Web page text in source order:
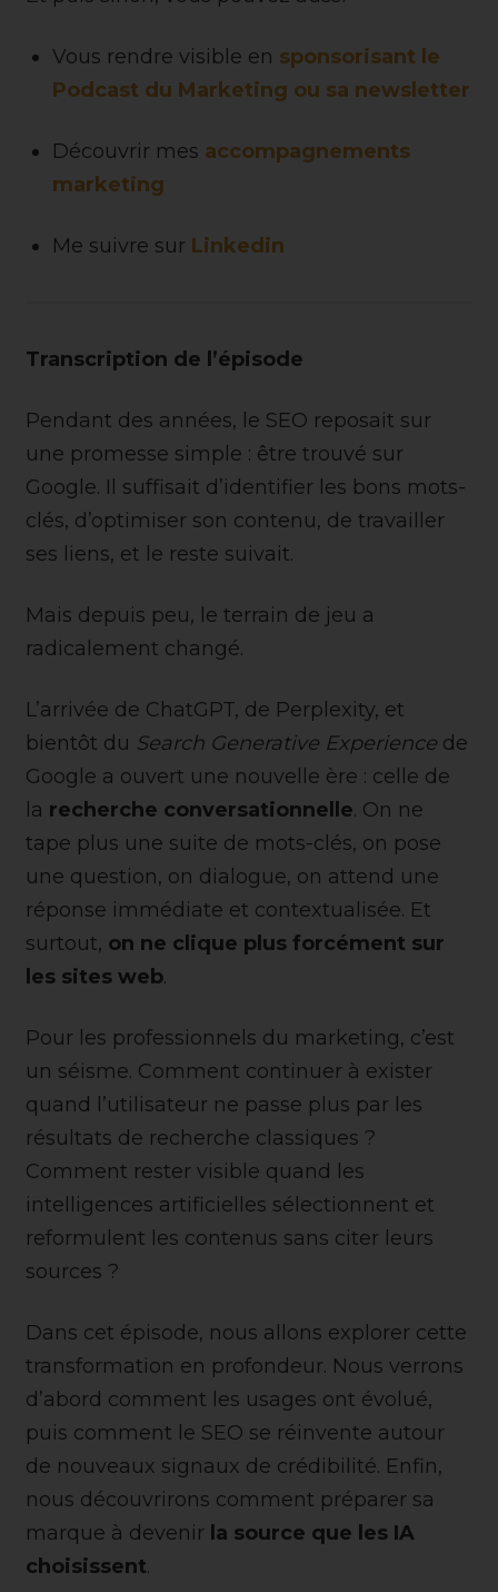
Vous rendre visible en sponsorisant le
Podcast du Marketing ou sa newsletter
Découvrir mes accompagnements
marketing
Me suivre sur Linkedin
Transcription de l’épisode
Pendant des années, le SEO reposait sur
une promesse simple : être trouvé sur
Google. Il suffisait d’identifier les bons mots-
clés, d’optimiser son contenu, de travailler
ses liens, et le reste suivait.
Mais depuis peu, le terrain de jeu a
radicalement changé.
L’arrivée de ChatGPT, de Perplexity, et
bientôt du Search Generative Experience de
Google a ouvert une nouvelle ère : celle de
la recherche conversationnelle. On ne
tape plus une suite de mots-clés, on pose
une question, on dialogue, on attend une
réponse immédiate et contextualisée. Et
surtout, on ne clique plus forcément sur
les sites web.
Pour les professionnels du marketing, c’est
un séisme. Comment continuer à exister
quand l’utilisateur ne passe plus par les
résultats de recherche classiques ?
Comment rester visible quand les
intelligences artificielles sélectionnent et
reformulent les contenus sans citer leurs
sources ?
Dans cet épisode, nous allons explorer cette
transformation en profondeur. Nous verrons
d’abord comment les usages ont évolué,
puis comment le SEO se réinvente autour
de nouveaux signaux de crédibilité. Enfin,
nous découvrirons comment préparer sa
marque à devenir la source que les IA
choisissent.